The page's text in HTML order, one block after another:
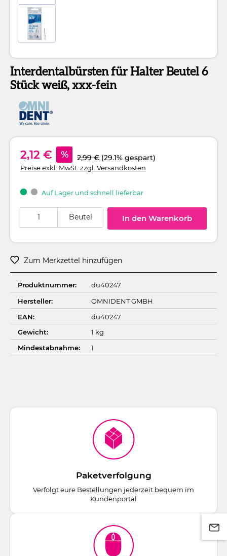
Interdentalbürsten für Halter Beutel 6
Stück weiß, xxx-fein
2,12 € % 2,99 € (29.1% gespart)
Preise exkl. MwSt. zzgl. Versandkosten
Auf Lager und schnell lieferbar
Beutel In den Warenkorb
Zum Merkzettel hinzufügen
Produktnummer:
du40247
Hersteller:
OMNIDENT GMBH
EAN:
du40247
Gewicht:
1 kg
Mindestabnahme:
1
Paketverfolgung
Verfolgt eure Bestellungen jederzeit bequem im
Kundenportal